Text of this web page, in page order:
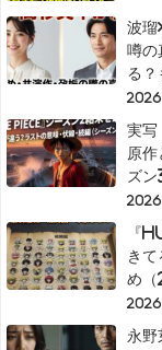
波瑠
噂
る？
2026
実写
原
ズン
2026
『
き
め（
2026
永